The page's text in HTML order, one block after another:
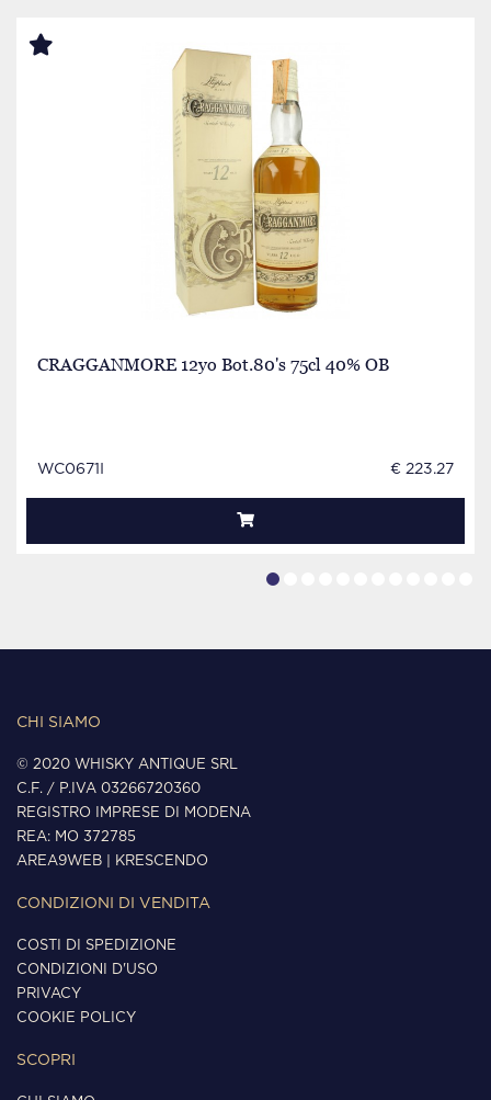
CRAGGANMORE 12yo Bot.80's 75cl 40% OB
WC0671I € 223.27
CHI SIAMO
© 2020 WHISKY ANTIQUE SRL
C.F. / P.IVA 03266720360
REGISTRO IMPRESE DI MODENA
REA: MO 372785
AREA9WEB
KRESCENDO
CONDIZIONI DI VENDITA
COSTI DI SPEDIZIONE
CONDIZIONI D'USO
PRIVACY
COOKIE POLICY
SCOPRI